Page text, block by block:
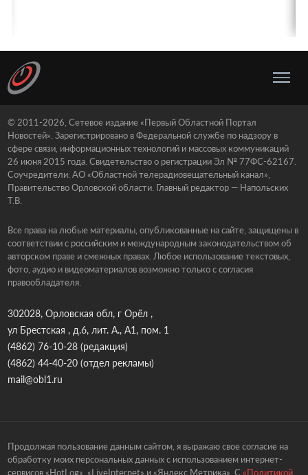
© 2011-2026, Сетевое издание «Первый Областной Портал
Новостей». Зарегистрировано в Федеральной службе по надзору в
сфере связи, информационных технологий и массовых коммуникаций
26 июня 2015 года. Свидетельство о регистрации Эл № 77ФС-62167.
Соучредители: АО «Областной телерадиовещательный канал»,
Правительство Орловской области. Главный редактор — Напольских
Т.В.
Все права на любые материалы, опубликованные на сайте, защищены в
соответствии с российским и международным законодательством об
авторском праве и смежных правах. Любое использование текстовых,
фото, аудио и видеоматериалов возможно только с согласия
правообладателя.
302028, Орловская обл, г Орёл ,
ул Брестская , д.6, лит. А., А1, пом. 1
(4862) 76-10-28(редакция)
(4862) 44-40-20(отдел рекламы)
mail@obl1.ru
Продолжая пользование данным сайтом, я выражаю свое согласие на
обработку моих персональных данных с использованием интернет-
сервисов «HotLog», «LiveInternet» и «Яндекс.Метрика». С «Политикой